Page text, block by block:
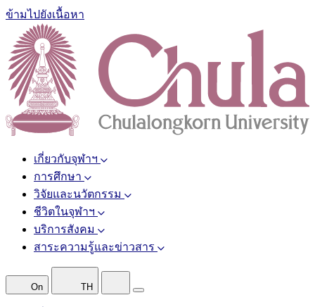
ข้ามไปยังเนื้อหา
เกี่ยวกับจุฬาฯ
การศึกษา
วิจัยและนวัตกรรม
ชีวิตในจุฬาฯ
บริการสังคม
สาระความรู้และข่าวสาร
On TH